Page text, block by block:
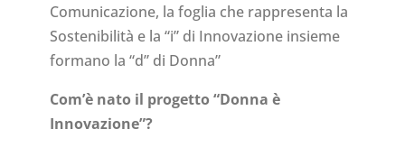
Comunicazione, la foglia che rappresenta la
Sostenibilità e la “i” di Innovazione insieme
formano la “d” di Donna”
Com’è nato il progetto “Donna è
Innovazione”?